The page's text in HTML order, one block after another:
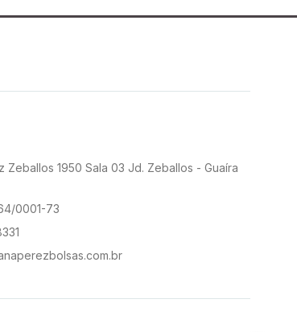
Zeballos 1950 Sala 03 Jd. Zeballos - Guaíra
0001-73